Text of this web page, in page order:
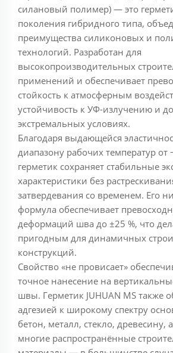
силановый полимер) — это
поколения гибридного типа,
преимущества силиконовых и
технологий. Разработан для
высокопроизводительных
применений и обеспечивает
стойкость к атмосферным
устойчивость к УФ-излучению и
экстремальных условиях.
Благодаря выдающейся
диапазону рабочих температур от
герметик сохраняет стабильные
характеристики без
затвердевания со временем. Его
формула обеспечивает
деформаций шва до ±25 %, что
пригодным для динамичных
конструкций.
Свойство «не провисает»
точное нанесение на
швы. Герметик JUHUAN MS также
адгезией к широкому спектру
бетон, металл, стекло,
многие распространённые